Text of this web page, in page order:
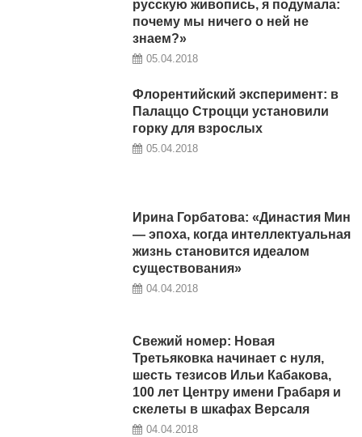
русскую живопись, я подумала:
почему мы ничего о ней не
знаем?»
05.04.2018
Флорентийский эксперимент: в
Палаццо Строцци установили
горку для взрослых
05.04.2018
Ирина Горбатова: «Династия Мин
— эпоха, когда интеллектуальная
жизнь становится идеалом
существования»
04.04.2018
Свежий номер: Новая
Третьяковка начинает с нуля,
шесть тезисов Ильи Кабакова,
100 лет Центру имени Грабаря и
скелеты в шкафах Версаля
04.04.2018